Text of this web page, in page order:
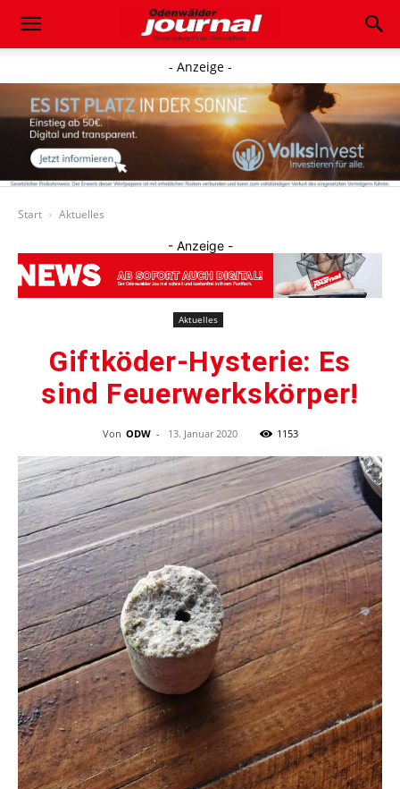
- Anzeige -
Start Aktuelles
- Anzeige -
Aktuelles
Giftköder-Hysterie: Es
sind Feuerwerkskörper!
Von ODW - 13. Januar 2020 1153